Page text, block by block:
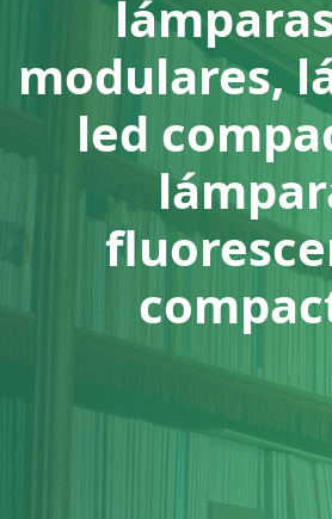
modulares,
led